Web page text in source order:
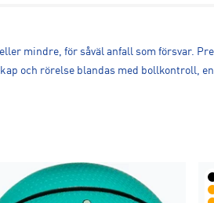
mindre, för såväl anfall som försvar.
och rörelse blandas med bollkontroll,